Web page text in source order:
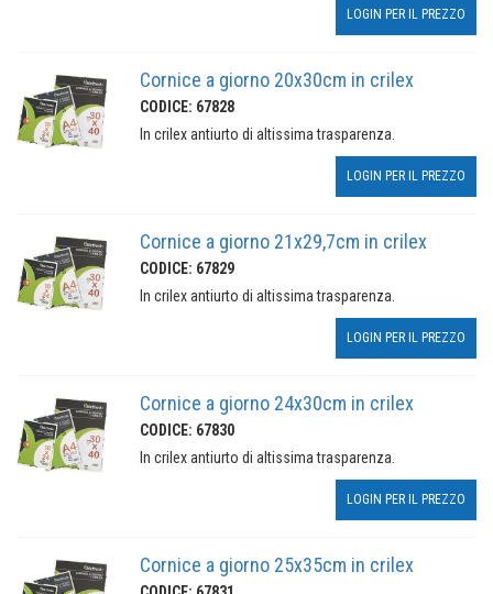
LOGIN PER IL PREZZO
Cornice a giorno 20x30cm in crilex
CODICE: 67828
In crilex antiurto di altissima trasparenza.
LOGIN PER IL PREZZO
Cornice a giorno 21x29,7cm in crilex
CODICE: 67829
In crilex antiurto di altissima trasparenza.
LOGIN PER IL PREZZO
Cornice a giorno 24x30cm in crilex
CODICE: 67830
In crilex antiurto di altissima trasparenza.
LOGIN PER IL PREZZO
Cornice a giorno 25x35cm in crilex